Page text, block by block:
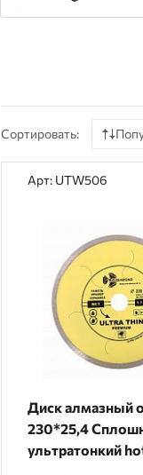
Сортировать:
Арт: UTW506
Диск алмазный
230*25,4
ультратонкий